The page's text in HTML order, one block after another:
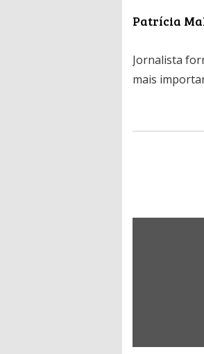
Patrícia
Jornalista
mais